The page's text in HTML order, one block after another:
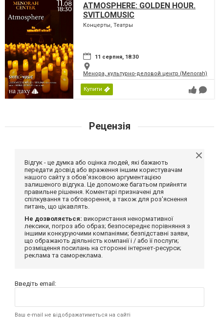
ATMOSPHERE: GOLDEN HOUR.
SVITLOMUSIC
Концерты, Театры
11 серпня, 18:30
Менора, культурно-деловой центр (Menorah)
Купити
Рецензія
Відгук - це думка або оцінка людей, які бажають
передати досвід або враження іншим користувачам
нашого сайту з обов'язковою аргументацією
залишеного відгука. Це допоможе багатьом прийняти
правильне рішення. Коментарі призначені для
спілкування та обговорення, а також для роз'яснення
питань, що цікавлять.
Не дозволяється: використання ненормативної
лексики, погроз або образ; безпосереднє порівняння з
іншими конкуруючими компаніями; безпідставні заяви,
що ображають діяльність компанії і / або її послуги;
розміщення посилань на сторонні інтернет-ресурси;
реклама та самореклама.
Введіть email:
Ваш e-mail не відображатиметься на сайті